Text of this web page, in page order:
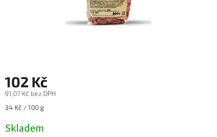
102 Kč
91,07 Kč bez DPH
Měrná
34 Kč / 100 g
Skladem